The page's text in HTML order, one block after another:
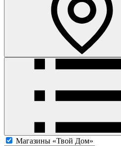
Магазины «Твой Дом»